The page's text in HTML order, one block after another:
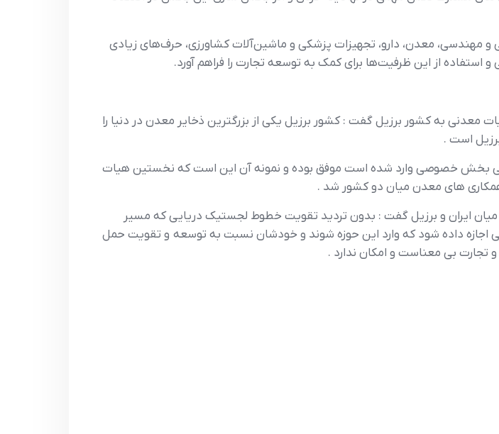
مهندسي، معدن، دارو، تجهيزات پزشکي و ماشين‌آلات کشاورزي، حرف‌هاي زيادي
و استفاده از اين ظرفيت‌ها براي کمک به توسعه تجارت را فراهم آورد.
به کشور برزيل گفت : کشور برزيل يکي از بزرگترين ذخاير معدن در دنيا را
است .
بخش خصوصي وارد شده است موفق بوده و نمونه آن اين است که نخستين هيات
هاي معدن ميان دو کشور شد .
ايران و برزيل گفت : بدون ترديد تقويت خطوط لجستيک دريايي که مسير
داده شود که وارد اين حوزه شوند و خودشان نسبت به توسعه و تقويت حمل
بي معناست و امکان ندارد .